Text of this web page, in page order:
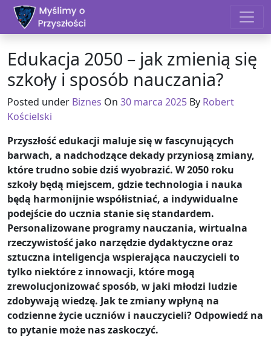
Skip to content
Edukacja 2050 – jak zmienią się
szkoły i sposób nauczania?
Posted under Biznes On 30 marca 2025 By Robert
Kościelski
Przyszłość edukacji maluje się w fascynujących
barwach, a nadchodzące dekady przyniosą zmiany,
które trudno sobie dziś wyobrazić. W 2050 roku
szkoły będą miejscem, gdzie technologia i nauka
będą harmonijnie współistniać, a indywidualne
podejście do ucznia stanie się standardem.
Personalizowane programy nauczania, wirtualna
rzeczywistość jako narzędzie dydaktyczne oraz
sztuczna inteligencja wspierająca nauczycieli to
tylko niektóre z innowacji, które mogą
zrewolucjonizować sposób, w jaki młodzi ludzie
zdobywają wiedzę. Jak te zmiany wpłyną na
codzienne życie uczniów i nauczycieli? Odpowiedź na
to pytanie może nas zaskoczyć.